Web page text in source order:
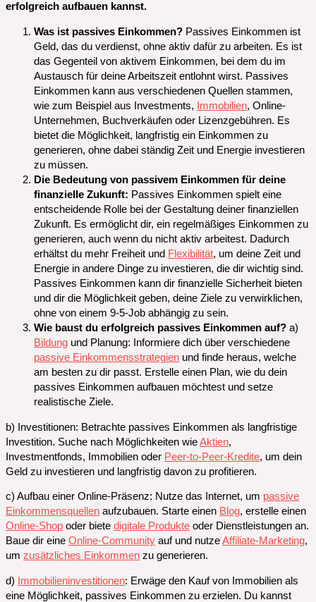
erfolgreich aufbauen kannst.
Was ist passives Einkommen? Passives Einkommen ist
Geld, das du verdienst, ohne aktiv dafür zu arbeiten. Es ist
das Gegenteil von aktivem Einkommen, bei dem du im
Austausch für deine Arbeitszeit entlohnt wirst. Passives
Einkommen kann aus verschiedenen Quellen stammen,
wie zum Beispiel aus Investments,
Immobilien, Online-
Unternehmen, Buchverkäufen oder Lizenzgebühren. Es
bietet die Möglichkeit, langfristig ein Einkommen zu
generieren, ohne dabei ständig Zeit und Energie investieren
zu müssen.
Die Bedeutung von passivem Einkommen für deine
finanzielle Zukunft: Passives Einkommen spielt eine
entscheidende Rolle bei der Gestaltung deiner finanziellen
Zukunft. Es ermöglicht dir, ein regelmäßiges Einkommen zu
generieren, auch wenn du nicht aktiv arbeitest. Dadurch
erhältst du mehr Freiheit und Flexibilität, um deine Zeit und
Energie in andere Dinge zu investieren, die dir wichtig sind.
Passives Einkommen kann dir finanzielle Sicherheit bieten
und dir die Möglichkeit geben, deine Ziele zu verwirklichen,
ohne von einem 9-5-Job abhängig zu sein.
Wie baust du erfolgreich passives Einkommen auf? a)
Bildung und Planung: Informiere dich über verschiedene
passive Einkommensstrategien und finde heraus, welche
am besten zu dir passt. Erstelle einen Plan, wie du dein
passives Einkommen aufbauen möchtest und setze
realistische Ziele.
b) Investitionen: Betrachte passives Einkommen als langfristige
Investition. Suche nach Möglichkeiten wieAktien,
Investmentfonds, Immobilien oder Peer-to-Peer-Kredite, um dein
Geld zu investieren und langfristig davon zu profitieren.
c) Aufbau einer Online-Präsenz: Nutze das Internet, um passive
Einkommensquellen aufzubauen. Starte einen Blog, erstelle einen
Online-Shop oder biete digitale Produkte oder Dienstleistungen an.
Baue dir eine Online-Community auf und nutzeAffiliate-Marketing,
um zusätzliches Einkommen zu generieren.
d) Immobilieninvestitionen: Erwäge den Kauf von Immobilien als
eine Möglichkeit, passives Einkommen zu erzielen. Du kannst